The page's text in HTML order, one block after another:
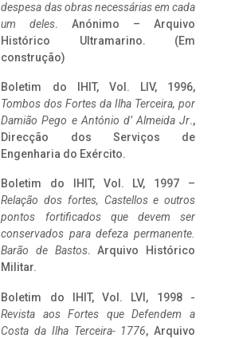
despesa das obras necessárias em cada
um deles. Anónimo – Arquivo
Histórico Ultramarino. (Em
construção)
Boletim do IHIT, Vol. LIV, 1996,
Tombos dos Fortes da Ilha Terceira, por
Damião Pego e António d’ Almeida Jr.,
Direcção dos Serviços de
Engenharia do Exército.
Boletim do IHIT, Vol. LV, 1997 –
Relação dos fortes, Castellos e outros
pontos fortificados que devem ser
conservados para defeza permanente.
Barão de Bastos. Arquivo Histórico
Militar.
Boletim do IHIT, Vol. LVI, 1998 -
Revista aos Fortes que Defendem a
Costa da Ilha Terceira- 1776, Arquivo